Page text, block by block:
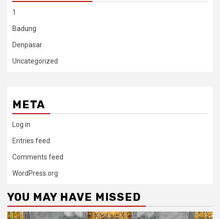
1
Badung
Denpasar
Uncategorized
META
Log in
Entries feed
Comments feed
WordPress.org
YOU MAY HAVE MISSED